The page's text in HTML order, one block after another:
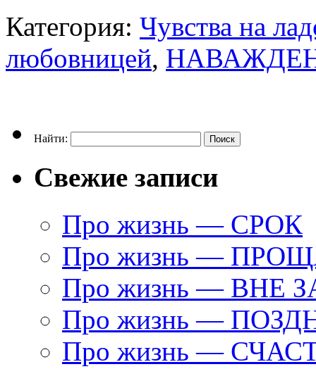
Категория: Чувства на
любовницей,
Найти:
Свежие записи
Про жизнь — СРОК
Про жизнь —
Про жизнь — ВНЕ
Про жизнь —
Про жизнь —